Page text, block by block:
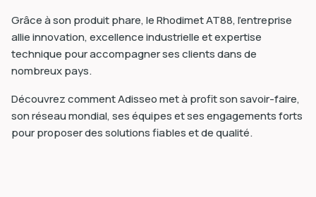
Grâce à son produit phare, le Rhodimet AT88, l'entreprise
allie innovation, excellence industrielle et expertise
technique pour accompagner ses clients dans de
nombreux pays.
Découvrez comment Adisseo met à profit son savoir-faire,
son réseau mondial, ses équipes et ses engagements forts
pour proposer des solutions fiables et de qualité.